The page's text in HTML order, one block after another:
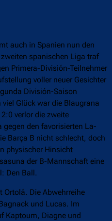
auch in Spanien nun den
spanischen Liga traf
Primera-División-Teilnehmer
voller neuer Gesichter
División-Saison
Glück war die Blaugrana
verlor die zweite
den favorisierten La-
Barça B nicht schlecht, doch
physischer Hinsicht
der B-Mannschaft eine
Den Ball.
Ortolá. Die Abwehrreihe
und Lucas. Im
Kaptoum, Diagne und